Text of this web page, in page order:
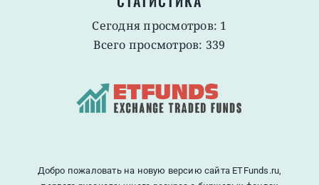
Сегодня просмотров: 1
Всего просмотров: 339
Добро пожаловать на новую версию сайта ETFunds.ru,